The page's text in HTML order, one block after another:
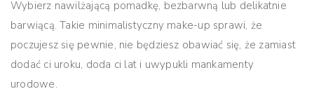
Wybierz nawilżającą pomadkę, bezbarwną lub delikatnie
barwiącą.Takie minimalistyczny make-up sprawi, że
poczujesz się pewnie, nie będziesz obawiać się, że zamiast
dodać ci uroku, doda ci lat i uwypukli mankamenty
urodowe.